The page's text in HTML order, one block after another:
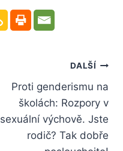
DALŠÍ
Proti genderismu na
školách: Rozpory v
sexuální výchově. Jste
rodič? Tak dobře